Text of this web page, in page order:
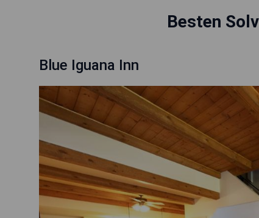
Besten
Blue Iguana Inn